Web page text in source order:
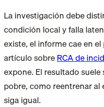
La investigación debe
condición local y falla
existe, el informe cae en
artículo sobreRCA de
expone. El resultado
pobre, como reentrenar al
siga igual.